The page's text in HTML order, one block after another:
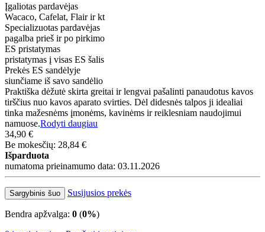
Įgaliotas pardavėjas
Wacaco, Cafelat, Flair ir kt
Specializuotas pardavėjas
pagalba prieš ir po pirkimo
ES pristatymas
pristatymas į visas ES šalis
Prekės ES sandėlyje
siunčiame iš savo sandėlio
Praktiška dėžutė skirta greitai ir lengvai pašalinti panaudotus kavos
tirščius nuo kavos aparato svirties. Dėl didesnės talpos ji idealiai
tinka mažesnėms įmonėms, kavinėms ir reiklesniam naudojimui
namuose.Rodyti daugiau
34,90 €
Be mokesčių: 28,84 €
Išparduota
numatoma prieinamumo data: 03.11.2026
Sargybinis šuo Susijusios prekės
Bendra apžvalga: 0 (0%)